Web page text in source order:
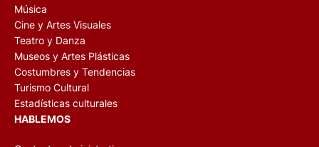
Música
Cine y Artes Visuales
Teatro y Danza
Museos y Artes Plásticas
Costumbres y Tendencias
Turismo Cultural
Estadísticas culturales
HABLEMOS